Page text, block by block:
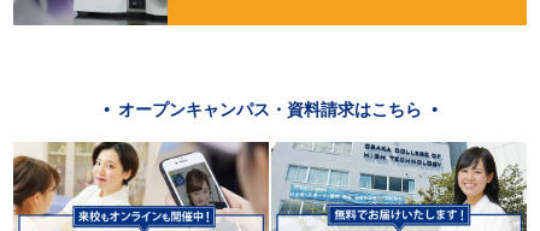
オープンキャンパス・資料請求はこちら